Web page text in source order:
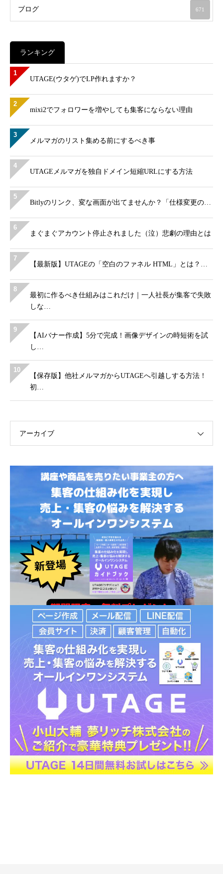
ブログ 671
ランキング
1
UTAGE(ウタゲ)でLP作れますか？
2
mixi2でフォロワーを増やしても集客にならない理由
3
メルマガのリスト集める前にするべき事
4
UTAGEメルマガを独自ドメイン短縮URLにする方法
5
Bitlyのリンク、変な画面が出てませんか？「仕様変更の…
6
まぐまぐアカウント停止されました（泣）悲劇の理由とは
7
【最新版】UTAGEの「空白のファネル HTML」とは？…
8
最初に作るべき仕組みはこれだけ｜一人社長が集客で失敗
しな…
9
【AIバナー作成】5分で完成！画像デザインの時短術を試
し…
10
【保存版】他社メルマガからUTAGEへ引越しする方法！
初…
アーカイブ